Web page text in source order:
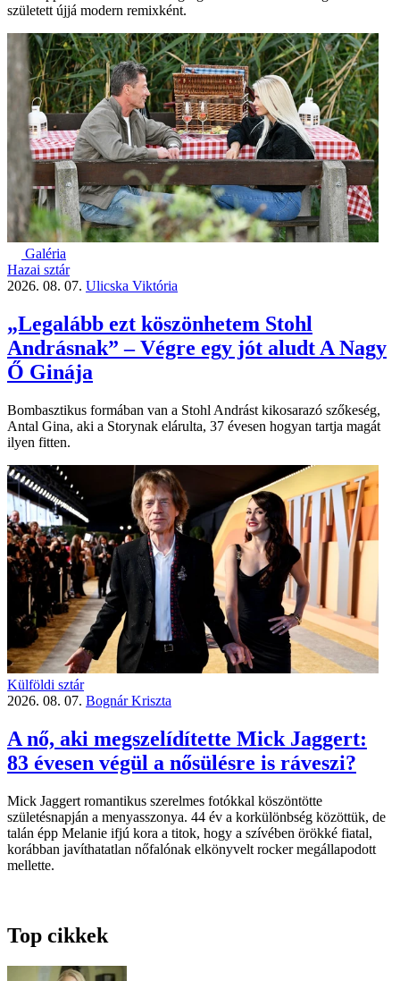
született újjá modern remixként.
Galéria
Hazai sztár
2026. 08. 07. Ulicska Viktória
„Legalább ezt köszönhetem Stohl
Andrásnak” – Végre egy jót aludt A Nagy
Ő Ginája
Bombasztikus formában van a Stohl Andrást kikosarazó szőkeség,
Antal Gina, aki a Storynak elárulta, 37 évesen hogyan tartja magát
ilyen fitten.
Külföldi sztár
2026. 08. 07. Bognár Kriszta
A nő, aki megszelídítette Mick Jaggert:
83 évesen végül a nősülésre is ráveszi?
Mick Jaggert romantikus szerelmes fotókkal köszöntötte
születésnapján a menyasszonya. 44 év a korkülönbség közöttük, de
talán épp Melanie ifjú kora a titok, hogy a szívében örökké fiatal,
korábban javíthatatlan nőfalónak elkönyvelt rocker megállapodott
mellette.
Top cikkek